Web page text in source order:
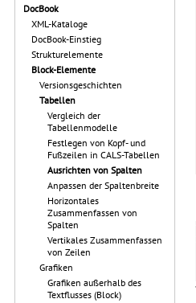
DocBook
XML-Kataloge
DocBook-Einstieg
Strukturelemente
Block-Elemente
Versionsgeschichten
Tabellen
Vergleich der
Tabellenmodelle
Festlegen von Kopf- und
Fußzeilen in CALS-Tabellen
Ausrichten von Spalten
Anpassen der Spaltenbreite
Horizontales
Zusammenfassen von
Spalten
Vertikales Zusammenfassen
von Zeilen
Grafiken
Grafiken außerhalb des
Textflusses (Block)